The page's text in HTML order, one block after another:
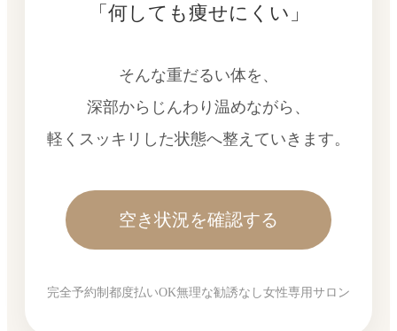
「何しても痩せにくい」
そんな重だるい体を、
深部からじんわり温めながら、
軽くスッキリした状態へ整えていきます。
空き状況を確認する
完全予約制 都度払いOK無理な勧誘なし女性専用サロン